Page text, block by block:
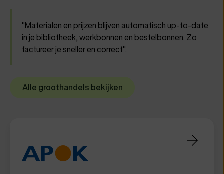
"Materialen en prijzen blijven automatisch up-to-date
in je bibliotheek, werkbonnen en bestelbonnen. Zo
factureer je sneller en correct".
Alle groothandels bekijken